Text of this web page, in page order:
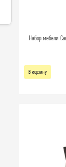
Набор мебели
В корзину